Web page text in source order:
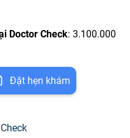
Doctor Check: 3.100.000
Đặt hẹn khám